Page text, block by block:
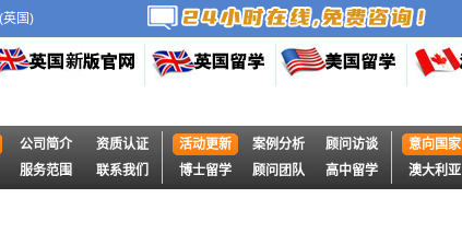
国)
公司简介
资质认证
服务范围 联系我们
活动更新 案例分析
顾问访谈
博士留学
顾问团队 高中留学
意向国家
澳大利亚